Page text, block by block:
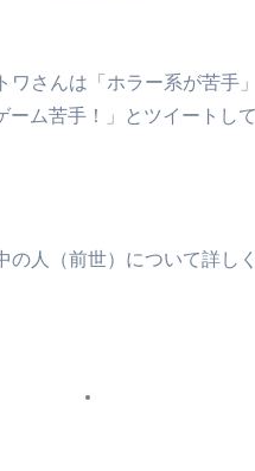
さんは「ホラー系が苦
ム苦手！」とツイート
人（前世）について詳し